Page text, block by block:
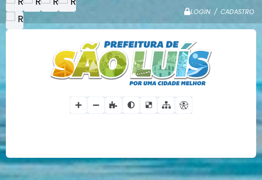
LOGIN / CADASTRO